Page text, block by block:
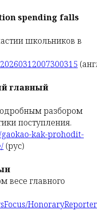
spending falls
школьников в
главный
разбором
поступления.
kak-prohodit-
(рус)
весе главного